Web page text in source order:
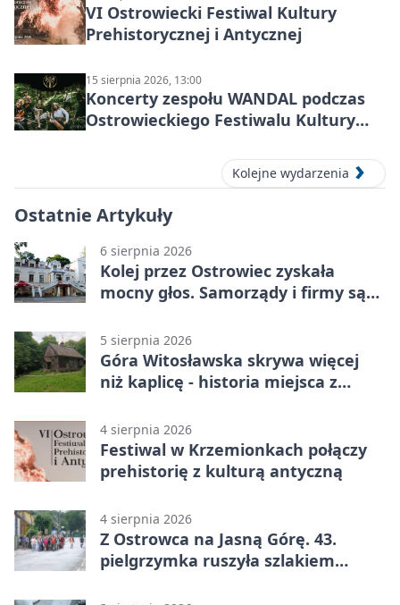
VI Ostrowiecki Festiwal Kultury
Prehistorycznej i Antycznej
15 sierpnia 2026, 13:00
Koncerty zespołu WANDAL podczas
Ostrowieckiego Festiwalu Kultury
Kolejne wydarzenia
Ostatnie Artykuły
6 sierpnia 2026
Kolej przez Ostrowiec zyskała
mocny głos. Samorządy i firmy są
5 sierpnia 2026
Góra Witosławska skrywa więcej
niż kaplicę - historia miejsca z
4 sierpnia 2026
Festiwal w Krzemionkach połączy
prehistorię z kulturą antyczną
4 sierpnia 2026
Z Ostrowca na Jasną Górę. 43.
pielgrzymka ruszyła szlakiem